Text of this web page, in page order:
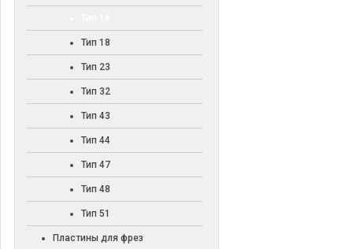
Тип 18
Тип 23
Тип 32
Тип 43
Тип 44
Тип 47
Тип 48
Тип 51
Пластины для фрез